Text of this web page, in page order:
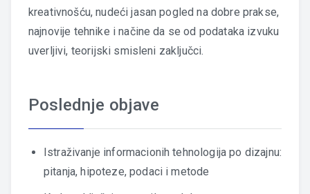
kreativnošću, nudeći jasan pogled na dobre prakse,
najnovije tehnike i načine da se od podataka izvuku
uverljivi, teorijski smisleni zaključci.
Poslednje objave
Istraživanje informacionih tehnologija po dizajnu:
pitanja, hipoteze, podaci i metode